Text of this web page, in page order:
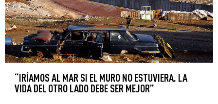
“IRÍAMOS AL MAR SI EL MURO NO ESTUVIERA. LA
VIDA DEL OTRO LADO DEBE SER MEJOR”